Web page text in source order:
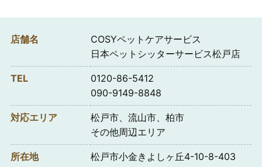
店舗名
COSYペットケアサービス
日本ペットシッターサービス松戸店
TEL
0120-86-5412
090-9149-8848
対応エリア
松戸市、流山市、柏市
その他周辺エリア
所在地 松戸市小金きよしヶ丘4-10-8-403